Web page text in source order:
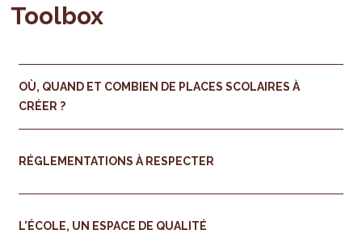
Toolbox
OÙ, QUAND ET COMBIEN DE PLACES SCOLAIRES À
CRÉER ?
RÉGLEMENTATIONS À RESPECTER
L'ÉCOLE, UN ESPACE DE QUALITÉ